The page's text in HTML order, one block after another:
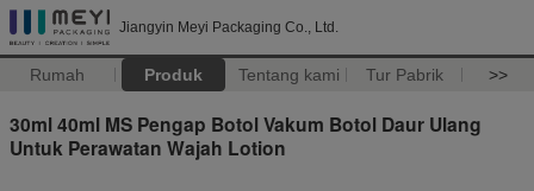
Jiangyin Meyi Packaging Co., Ltd.
Rumah Produk Tentang kami Tur Pabrik >>
30ml 40ml MS Pengap Botol Vakum Botol Daur Ulang
Untuk Perawatan Wajah Lotion